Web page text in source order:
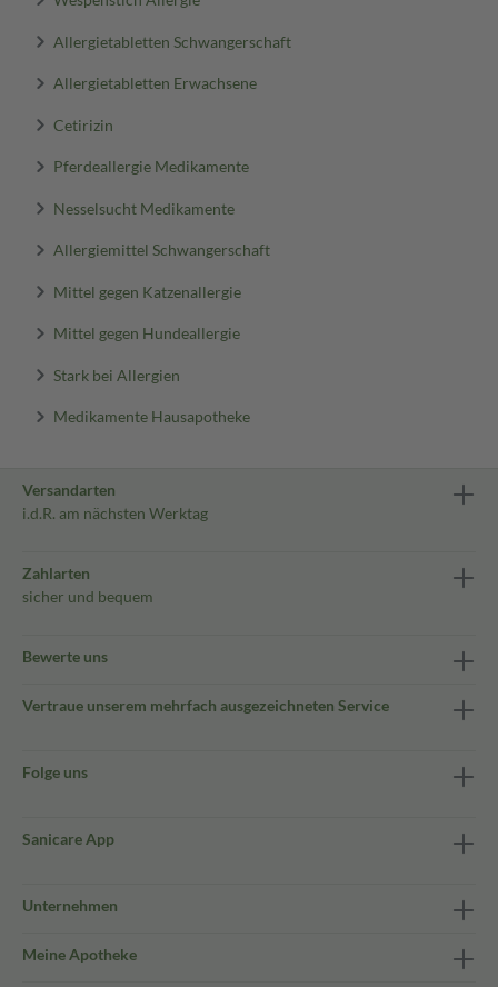
Allergietabletten Schwangerschaft
Allergietabletten Erwachsene
Cetirizin
Pferdeallergie Medikamente
Nesselsucht Medikamente
Allergiemittel Schwangerschaft
Mittel gegen Katzenallergie
Mittel gegen Hundeallergie
Stark bei Allergien
Medikamente Hausapotheke
Versandarten
i.d.R. am nächsten Werktag
Zahlarten
sicher und bequem
Bewerte uns
Vertraue unserem mehrfach ausgezeichneten Service
Folge uns
Sanicare App
Unternehmen
Meine Apotheke